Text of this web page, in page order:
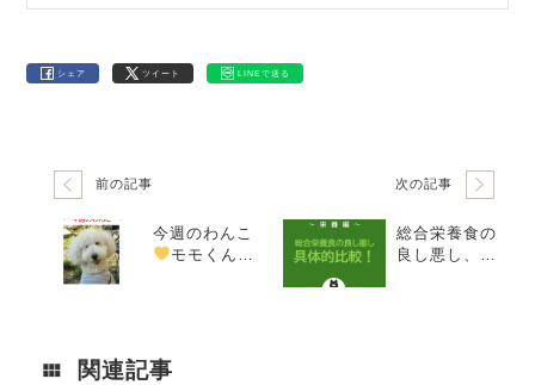
シェア ツイート LINEで送る
前の記事
今週のわんこ
モモくん―
次の記事
総合栄養食の
良し悪し、具
関連記事